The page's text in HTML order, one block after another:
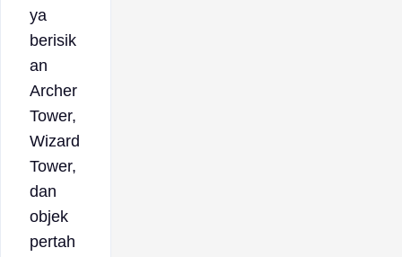
ya
berisik
an
Archer
Tower,
Wizard
Tower,
dan
objek
pertah